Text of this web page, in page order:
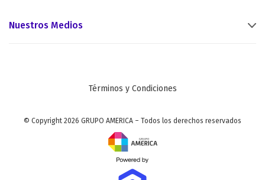
Nuestros Medios
Términos y Condiciones
© Copyright 2026 GRUPO AMERICA – Todos los derechos reservados